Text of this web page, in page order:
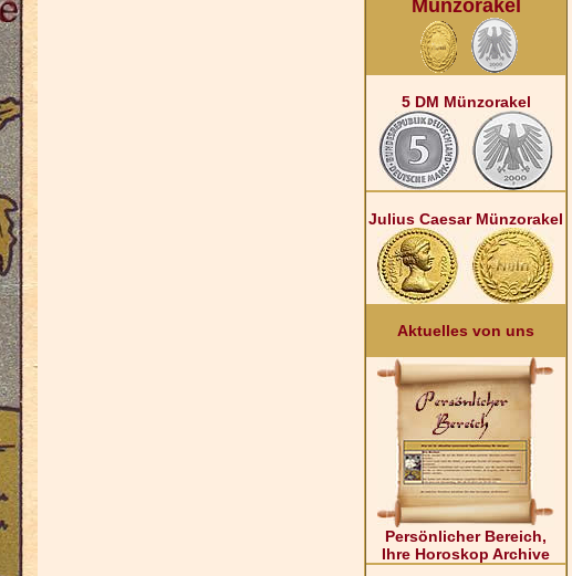
Münzorakel
5 DM Münzorakel
Julius Caesar Münzorakel
Aktuelles von uns
Persönlicher Bereich,
Ihre Horoskop Archive